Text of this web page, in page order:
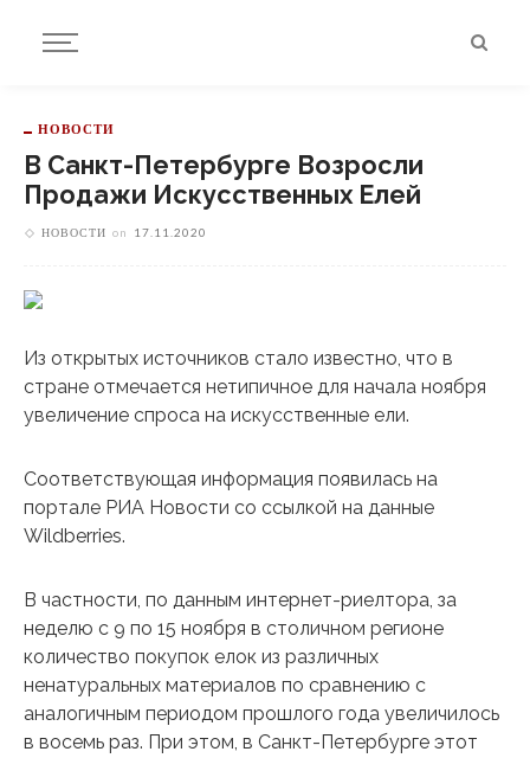
НОВОСТИ
В Санкт-Петербурге Возросли
Продажи Искусственных Елей
НОВОСТИ on 17.11.2020
Из открытых источников стало известно, что в
стране отмечается нетипичное для начала ноября
увеличение спроса на искусственные ели.
Соответствующая информация появилась на
портале РИА Новости со ссылкой на данные
Wildberries.
В частности, по данным интернет-риелтора, за
неделю с 9 по 15 ноября в столичном регионе
количество покупок елок из различных
ненатуральных материалов по сравнению с
аналогичным периодом прошлого года увеличилось
в восемь раз. При этом, в Санкт-Петербурге этот